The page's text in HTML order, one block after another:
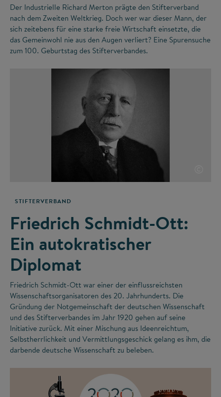
Der Industrielle Richard Merton prägte den Stifterverband
nach dem Zweiten Weltkrieg. Doch wer war dieser Mann, der
sich zeitebens für eine starke freie Wirtschaft einsetzte, die
das Gemeinwohl nie aus den Augen verliert? Eine Spurensuche
zum 100. Geburtstag des Stifterverbandes.
STIFTERVERBAND
Friedrich Schmidt-Ott:
Ein autokratischer
Diplomat
Friedrich Schmidt-Ott war einer der einflussreichsten
Wissenschaftsorganisatoren des 20. Jahrhunderts. Die
Gründung der Notgemeinschaft der deutschen Wissenschaft
und des Stifterverbandes im Jahr 1920 gehen auf seine
Initiative zurück. Mit einer Mischung aus Ideenreichtum,
Selbstherrlichkeit und Vermittlungsgeschick gelang es ihm, die
darbende deutsche Wissenschaft zu beleben.